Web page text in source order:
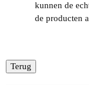
kunnen de
de producten
Terug